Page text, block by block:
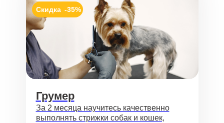
Скидка -35%
Грумер
За 2 месяца научитесь качественно
выполнять стрижки собак и кошек,